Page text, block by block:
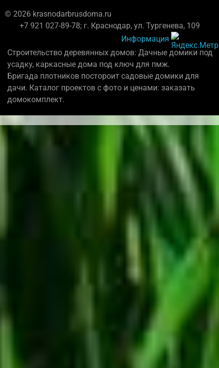
© 2026 krasnodarbrusdoma.ru
+7 921 027-89-78; г. Краснодар, ул. Тургенева, 109
Информация
Строительство деревянных домов: Дачные домики под
усадку, каркасные дома под ключ для пмж.
Бригада плотников постороит садовые домики для
дачи. Каталог проектов с фото и ценами: заказать
домокомплект.